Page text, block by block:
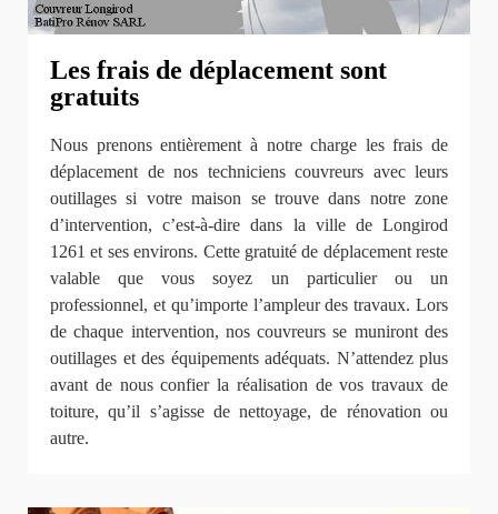
Les frais de déplacement sont
gratuits
Nous prenons entièrement à notre charge les frais de
déplacement de nos techniciens couvreurs avec leurs
outillages si votre maison se trouve dans notre zone
d’intervention, c’est-à-dire dans la ville de Longirod
1261 et ses environs. Cette gratuité de déplacement reste
valable que vous soyez un particulier ou un
professionnel, et qu’importe l’ampleur des travaux. Lors
de chaque intervention, nos couvreurs se muniront des
outillages et des équipements adéquats. N’attendez plus
avant de nous confier la réalisation de vos travaux de
toiture, qu’il s’agisse de nettoyage, de rénovation ou
autre.